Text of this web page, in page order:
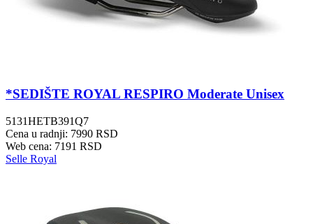
*SEDIŠTE ROYAL RESPIRO Moderate Unisex
5131HETB391Q7
Cena u radnji: 7990 RSD
Web cena: 7191 RSD
Selle Royal